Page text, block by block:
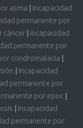
asma | Incapacidad
permanente por
cáncer| Incapacidad
permanente por
condromalacia |
| Incapacidad
permanente por
por epoc|
| Incapacidad
permanente por